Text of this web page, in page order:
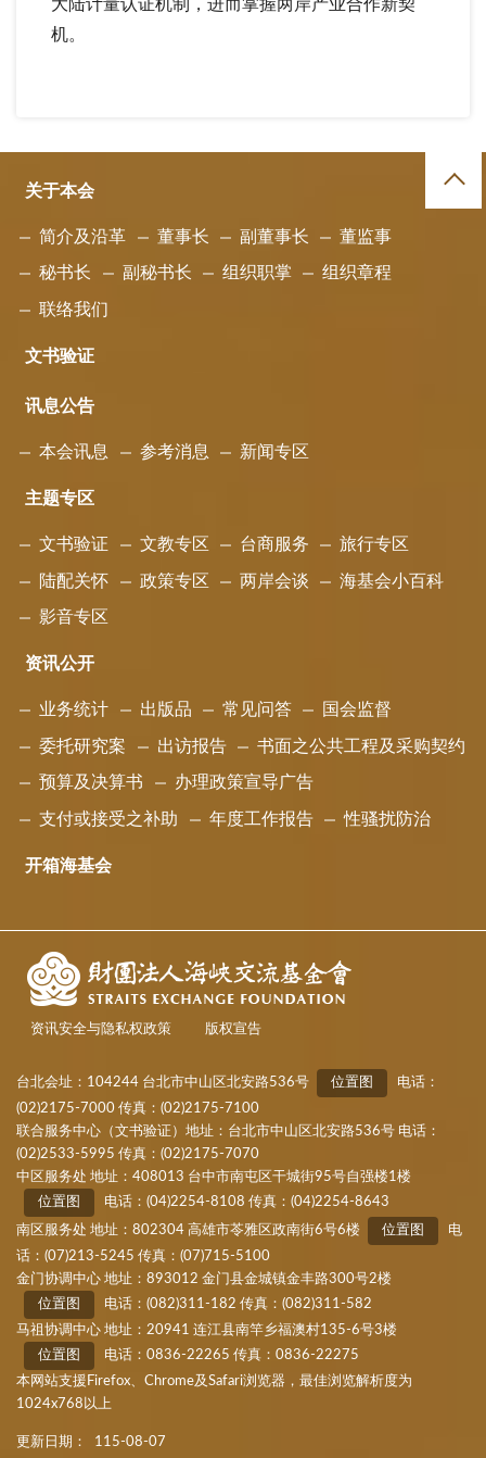
大陆计量认证机制，进而掌握两岸产业合作新契
机。
关于本会
简介及沿革 董事长 副董事长 董监事
秘书长 副秘书长 组织职掌 组织章程
联络我们
文书验证
讯息公告
本会讯息 参考消息 新闻专区
主题专区
文书验证 文教专区 台商服务 旅行专区
陆配关怀 政策专区 两岸会谈 海基会小百科
影音专区
资讯公开
业务统计 出版品 常见问答 国会监督
委托研究案 出访报告 书面之公共工程及采购契约
预算及决算书 办理政策宣导广告
支付或接受之补助 年度工作报告 性骚扰防治
开箱海基会
资讯安全与隐私权政策 版权宣告
台北会址：104244 台北市中山区北安路536号 位置图
电话：
(02)2175-7000 传真：(02)2175-7100
联合服务中心（文书验证）地址：台北市中山区北安路536号 电话：
(02)2533-5995 传真：(02)2175-7070
中区服务处 地址：408013 台中市南屯区干城街95号自强楼1楼
位置图
电话：(04)2254-8108 传真：(04)2254-8643
南区服务处 地址：802304 高雄市苓雅区政南街6号6楼
位置图
电
话：(07)213-5245 传真：(07)715-5100
金门协调中心 地址：893012 金门县金城镇金丰路300号2楼
位置图
电话：(082)311-182 传真：(082)311-582
马祖协调中心 地址：20941 连江县南竿乡福澳村135-6号3楼
位置图
电话：0836-22265 传真：0836-22275
本网站支援Firefox、Chrome及Safari浏览器，最佳浏览解析度为
1024x768以上
更新日期： 115-08-07